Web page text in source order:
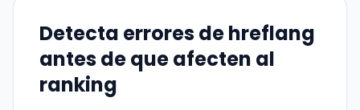
Detecta errores de hreflang
antes de que afecten al
ranking